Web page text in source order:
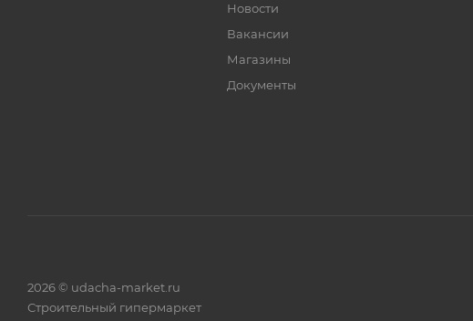
Новости
Вакансии
Магазины
Документы
2026 © udacha-market.ru
Строительный гипермаркет